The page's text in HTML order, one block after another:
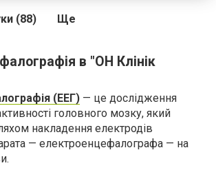
(88) Ще
в "ОН Клінік
(ЕЕГ) — це дослідження
головного мозку, який
накладення електродів
— електроенцефалографа — на